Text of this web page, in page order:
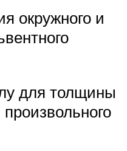
окружного и
для толщины